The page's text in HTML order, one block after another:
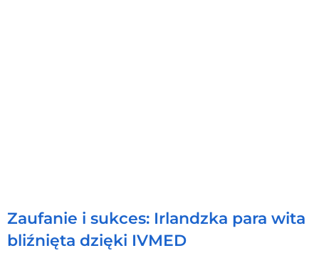
Zaufanie i sukces: Irlandzka para wita
bliźnięta dzięki IVMED